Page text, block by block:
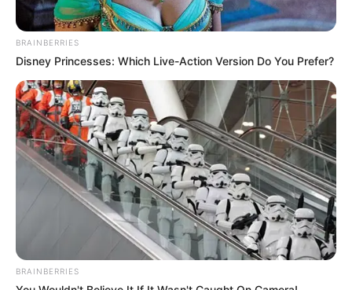
BRAINBERRIES
Disney Princesses: Which Live-Action Version Do You Prefer?
BRAINBERRIES